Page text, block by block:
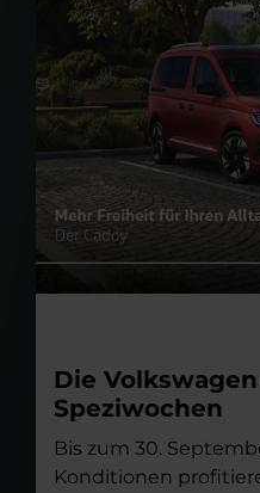
Die
Speziwochen
Bis zum 30.
Konditionen